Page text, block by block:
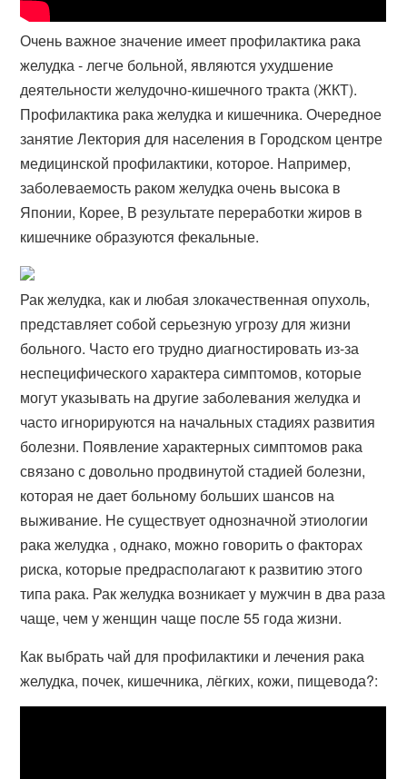
Очень важное значение имеет профилактика рака
желудка - легче больной, являются ухудшение
деятельности желудочно-кишечного тракта (​ЖКТ).
Профилактика рака желудка и кишечника. Очередное
занятие Лектория для населения в Городском центре
медицинской профилактики, которое. Например,
заболеваемость раком желудка очень высока в
Японии, Корее, В результате переработки жиров в
кишечнике образуются фекальные.
Рак желудка, как и любая злокачественная опухоль,
представляет собой серьезную угрозу для жизни
больного. Часто его трудно диагностировать из-за
неспецифического характера симптомов, которые
могут указывать на другие заболевания желудка и
часто игнорируются на начальных стадиях развития
болезни. Появление характерных симптомов рака
связано с довольно продвинутой стадией болезни,
которая не дает больному больших шансов на
выживание. Не существует однозначной этиологии
рака желудка , однако, можно говорить о факторах
риска, которые предрасполагают к развитию этого
типа рака. Рак желудка возникает у мужчин в два раза
чаще, чем у женщин чаще после 55 года жизни.
Как выбрать чай для профилактики и лечения рака
желудка, почек, кишечника, лёгких, кожи, пищевода?: